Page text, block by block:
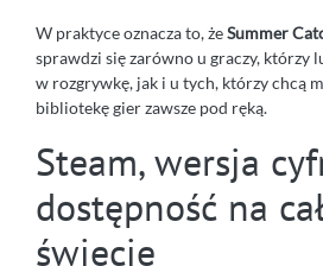
W praktyce oznacza to, żeSummer
sprawdzi się zarówno u graczy, którzy
w rozgrywkę, jak i u tych, którzy chcą
bibliotekę gier zawsze pod ręką.
Steam, wersja
dostępność na
świecie